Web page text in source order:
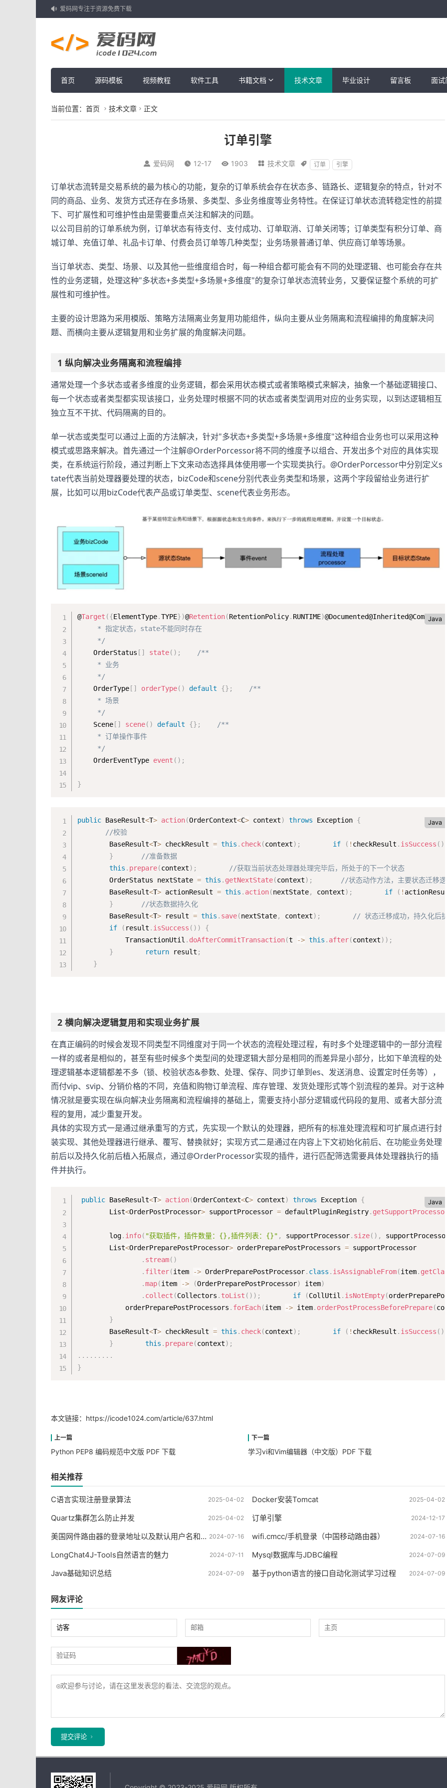
 爱码网专注于资源免费下载
首页 源码模板 视频教程 软件工具 书籍文档 技术文章 毕业设计 留言板 面试
当前位置： 首页  技术文章  正文
订单引擎
 爱码网  12-17  1903  技术文章  订单 引擎
订单状态流转是交易系统的最为核心的功能，复杂的订单系统会存在状态多、链路长、逻辑复杂的特点，针对不
同的商品、业务、发货方式还存在多场景、多类型、多业务维度等业务特性。在保证订单状态流转稳定性的前提
下、可扩展性和可维护性由是需要重点关注和解决的问题。
以公司目前的订单系统为例，订单状态有待支付、支付成功、订单取消、订单关闭等；订单类型有积分订单、商
城订单、充值订单、礼品卡订单、付费会员订单等几种类型；业务场景普通订单、供应商订单等场景。
当订单状态、类型、场景、以及其他一些维度组合时，每一种组合都可能会有不同的处理逻辑、也可能会存在共
性的业务逻辑，处理这种"多状态+多类型+多场景+多维度"的复杂订单状态流转业务，又要保证整个系统的可扩
展性和可维护性。
主要的设计思路为采用模版、策略方法隔离业务复用功能组件，纵向主要从业务隔离和流程编排的角度解决问
题、而横向主要从逻辑复用和业务扩展的角度解决问题。
1 纵向解决业务隔离和流程编排
通常处理一个多状态或者多维度的业务逻辑，都会采用状态模式或者策略模式来解决，抽象一个基础逻辑接口、
每一个状态或者类型都实现该接口，业务处理时根据不同的状态或者类型调用对应的业务实现，以到达逻辑相互
独立互不干扰、代码隔离的目的。
单一状态或类型可以通过上面的方法解决，针对"多状态+多类型+多场景+多维度"这种组合业务也可以采用这种
模式或思路来解决。首先通过一个注解@OrderPorcessor将不同的维度予以组合、开发出多个对应的具体实现
类，在系统运行阶段，通过判断上下文来动态选择具体使用哪一个实现类执行。@OrderPorcessor中分别定义s
tate代表当前处理器要处理的状态，bizCode和scene分别代表业务类型和场景，这两个字段留给业务进行扩
展，比如可以用bizCode代表产品或订单类型、scene代表业务形态。
Java
@Target ({ElementType.TYPE})@Retention(RetentionPolicy. RUNTIME)
     * 指定状态，state不能同时存在
     */
    OrderStatus
[ ] state( ) ;
/**
     * 业务
     */
    OrderType
[ ] orderType( ) default {} ;
/**
     * 场景
     */
    Scene
[ ] scene( ) default {} ;
/**
     * 订单操作事件
     */
    OrderEventType
event ( ) ;
}
Java
public BaseResult<T> action(OrderContext<C> context) throws Exception {
//校验
        BaseResult
<T> checkResult = this . check(context) ; if ( ! checkResult . isSuccess ( )
}
//准备数据
this . prepare(context) ;
//获取当前状态处理器处理完毕后，所处于的下一个状态
        OrderStatus nextState
= this . getNextState(context) ;
//状态动作方法，主要状态迁移逻
        BaseResult
<T> actionResult = this . action(nextState, context) ; if ( !
}
//状态数据持久化
        BaseResult
<T> result = this . save(nextState, context) ;
// 状态迁移成功，持久化后执
if
( result . isSuccess ( ) )
{
            TransactionUtil
. doAfterCommitTransaction(t -> this . after(context) ) ;
}
return result ;
}
2 横向解决逻辑复用和实现业务扩展
在真正编码的时候会发现不同类型不同维度对于同一个状态的流程处理过程，有时多个处理逻辑中的一部分流程
一样的或者是相似的，甚至有些时候多个类型间的处理逻辑大部分是相同的而差异是小部分，比如下单流程的处
理逻辑基本逻辑都差不多（锁、校验状态&参数、处理、保存、同步订单到es、发送消息、设置定时任务等），
而付vip、svip、分销价格的不同，充值和购物订单流程、库存管理、发货处理形式等个别流程的差异。对于这种
情况就是要实现在纵向解决业务隔离和流程编排的基础上，需要支持小部分逻辑或代码段的复用、或者大部分流
程的复用，减少重复开发。
具体的实现方式一是通过继承重写的方式，先实现一个默认的处理器，把所有的标准处理流程和可扩展点进行封
装实现、其他处理器进行继承、覆写、替换就好；实现方式二是通过在内容上下文初始化前后、在功能业务处理
前后以及持久化前后植入拓展点，通过@OrderProcessor实现的插件，进行匹配筛选需要具体处理器执行的插
件并执行。
Java
public BaseResult<T> action(OrderContext<C> context) throws Exception {
        List
<OrderPostProcessor> supportProcessor = defaultPluginRegistry. getSupportProcessor
        log
. info( "获取插件，插件数量：{},插件列表：{}" , supportProcessor. size( ) , supportProcessor
        List
<OrderPreparePostProcessor> orderPreparePostProcessors = supportProcessor
. stream( )
. filter(item -> OrderPreparePostProcessor. class . isAssignableFrom(item.
.map(item -> (OrderPreparePostProcessor) item)
. collect (Collectors . toList ( ) ) ; if (CollUtil . isNotEmpty(
            orderPreparePostProcessors
. forEach(item -> item. orderPostProcessBeforePrepare(
}
        BaseResult
<T> checkResult = this . check(context) ; if ( ! checkResult . isSuccess ( )
}
this . prepare(context) ;
. . . . . . . . .
}
本文链接： https://icode1024.com/article/637.html
Python PEP8 编码规范中文版 PDF 下载 学习vi和Vim编辑器（中文版）PDF 下载
相关推荐
2025-04-02
C语言实现注册登录算法 2025-04-02
Docker安装Tomcat
2025-04-02
Quartz集群怎么防止并发 2024-12-17
订单引擎
2024-07-16
美国网件路由器的登录地址以及默认用户名和密码 2024-07-16
wifi.cmcc/手机登录（中国移动路由器）
2024-07-11
LongChat4J-Tools自然语言的魅力 2024-07-09
Mysql数据库与JDBC编程
2024-07-09
Java基础知识总结 2024-07-09
基于python语言的接口自动化测试学习过程
网友评论
提交评论